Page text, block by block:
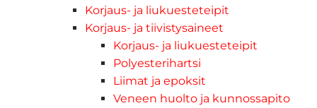
Korjaus- ja liukuesteteipit
Korjaus- ja tiivistysaineet
Korjaus- ja liukuesteteipit
Polyesterihartsi
Liimat ja epoksit
Veneen huolto ja kunnossapito